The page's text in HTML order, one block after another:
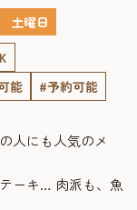
土曜日
能
#予約可能
人にも人気のメ
ーキ… 肉派も、魚